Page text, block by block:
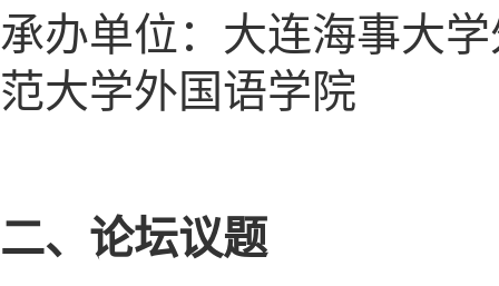
承办单位：大连海事大
范大学外国语学院
二、论坛议题